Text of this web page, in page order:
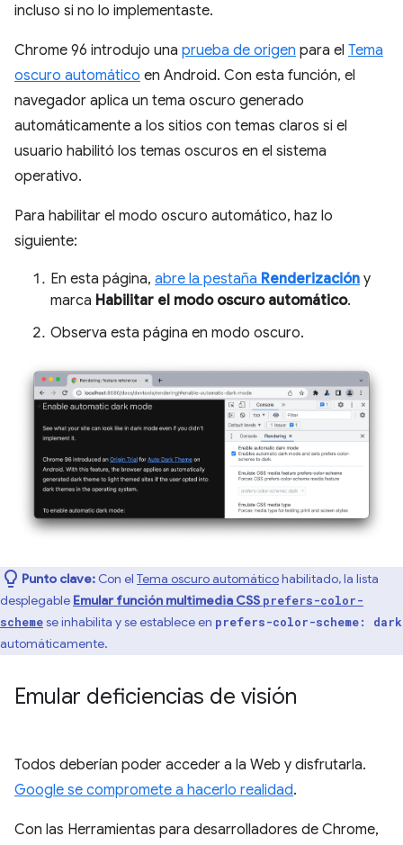
incluso si no lo implementaste.
Chrome 96 introdujo una prueba de origen para el Tema
oscuro automático en Android. Con esta función, el
navegador aplica un tema oscuro generado
automáticamente a los sitios con temas claros si el
usuario habilitó los temas oscuros en el sistema
operativo.
Para habilitar el modo oscuro automático, haz lo
siguiente:
En esta página, abre la pestaña Renderización y
marca Habilitar el modo oscuro automático.
Observa esta página en modo oscuro.
Punto clave: Con el Tema oscuro automáticohabilitado, la lista
desplegable Emular función multimedia CSS prefers-color-
schemese inhabilita y se establece en prefers-color-scheme: dark
automáticamente.
Emular deficiencias de visión
Todos deberían poder acceder a la Web y disfrutarla.
Google se compromete a hacerlo realidad.
Con las Herramientas para desarrolladores de Chrome,